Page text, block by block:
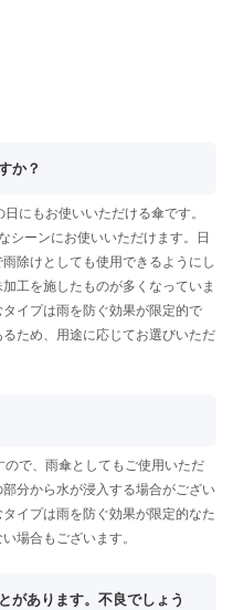
か？
にもお使いいただける傘です。
シーンにお使いいただけます。日
除けとしても使用できるようにし
工を施したものが多くなっていま
イプは雨を防ぐ効果が限定的で
ため、用途に応じてお選びいただ
で、雨傘としてもご使用いただ
分から水が浸入する場合がござい
イプは雨を防ぐ効果が限定的なた
場合もございます。
があります。不良でしょう